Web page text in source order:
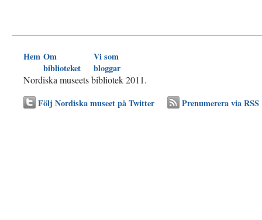
Hem Om
biblioteket
Vi som
bloggar
Nordiska museets bibliotek 2011.
Följ Nordiska museet på Twitter
Prenumerera via RSS